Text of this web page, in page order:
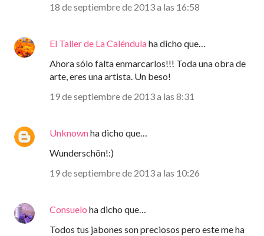
18 de septiembre de 2013 a las 16:58
El Taller de La Caléndulaha dicho que…
Ahora sólo falta enmarcarlos!!! Toda una obra de
arte, eres una artista. Un beso!
19 de septiembre de 2013 a las 8:31
Unknownha dicho que…
Wunderschön!:)
19 de septiembre de 2013 a las 10:26
Consuelo ha dicho que…
Todos tus jabones son preciosos pero este me ha